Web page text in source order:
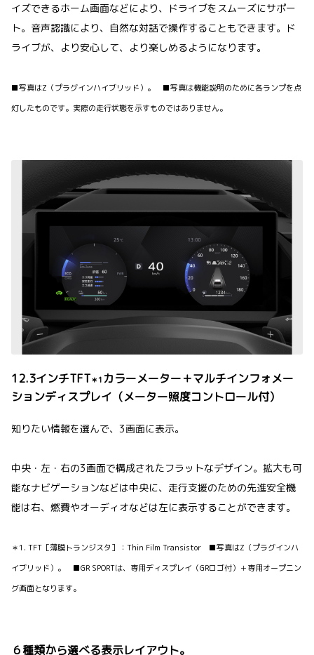
イズできるホーム画面などにより、ドライブをスムーズにサポー
ト。音声認識により、自然な対話で操作することもできます。ド
ライブが、より安心して、より楽しめるようになります。
■写真はZ（プラグインハイブリッド）。 ■写真は機能説明のために各ランプを点
灯したものです。実際の走行状態を示すものではありません。
12.3インチTFT＊1カラーメーター＋マルチインフォメー
ションディスプレイ（メーター照度コントロール付）
知りたい情報を選んで、3画面に表示。
中央・左・右の3画面で構成されたフラットなデザイン。拡大も可
能なナビゲーションなどは中央に、走行支援のための先進安全機
能は右、燃費やオーディオなどは左に表示することができます。
＊1. TFT［薄膜トランジスタ］：Thin Film Transistor ■写真はZ（プラグインハ
イブリッド）。 ■GR SPORTは、専用ディスプレイ（GRロゴ付）＋専用オープニン
グ画面となります。
６種類から選べる表示レイアウト。